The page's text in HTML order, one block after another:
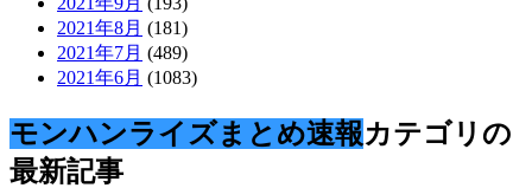
2021年8月 (181)
2021年7月 (489)
2021年6月 (1083)
モンハンライズまとめ速報カテゴリの
最新記事